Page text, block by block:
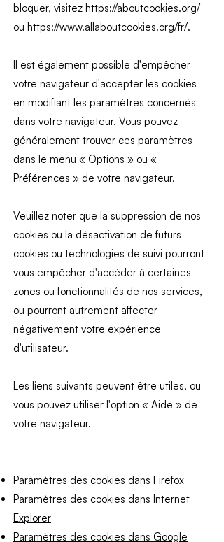
bloquer, visitez https://aboutcookies.org/
ou https://www.allaboutcookies.org/fr/.
Il est également possible d'empêcher
votre navigateur d'accepter les cookies
en modifiant les paramètres concernés
dans votre navigateur. Vous pouvez
généralement trouver ces paramètres
dans le menu « Options » ou «
Préférences » de votre navigateur.
Veuillez noter que la suppression de nos
cookies ou la désactivation de futurs
cookies ou technologies de suivi pourront
vous empêcher d'accéder à certaines
zones ou fonctionnalités de nos services,
ou pourront autrement affecter
négativement votre expérience
d'utilisateur.
Les liens suivants peuvent être utiles, ou
vous pouvez utiliser l'option « Aide » de
votre navigateur.
Paramètres des cookies dans Firefox
Paramètres des cookies dans Internet
Explorer
Paramètres des cookies dans Google